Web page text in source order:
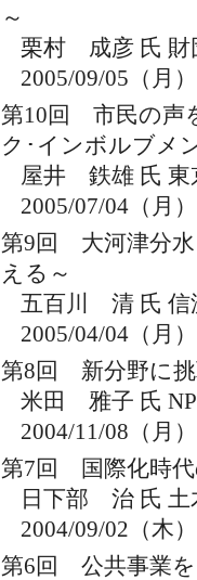
～
栗村 成彦 氏 財
2005/09/05（月）
第10回 市民の声
ク･インボルブメ
屋井 鉄雄 氏 東
2005/07/04（月）
第9回 大河津分水
える～
五百川 清 氏 信
2005/04/04（月
第8回 新分野に
米田 雅子 氏
2004/11/08（月）
第7回 国際化時
日下部 治 氏 土
2004/09/02（木）
第6回 公共事業